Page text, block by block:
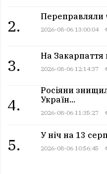
2.
Переправляли
2026-08-06 13:00:04
3.
На Закарпаття
2026-08-06 12:14:37
4.
Росіяни
Україн...
2026-08-06 11:35:27
5.
У ніч на 13
2026-08-06 10:56:45